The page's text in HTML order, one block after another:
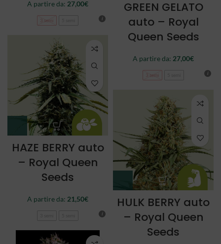
A partire da: 27,00€
3 semi
GREEN GELATO
auto – Royal
Queen Seeds
A partire da: 27,00€
3 semi
HAZE BERRY auto
– Royal Queen
Seeds
A partire da: 21,50€
HULK BERRY auto
– Royal Queen
Seeds